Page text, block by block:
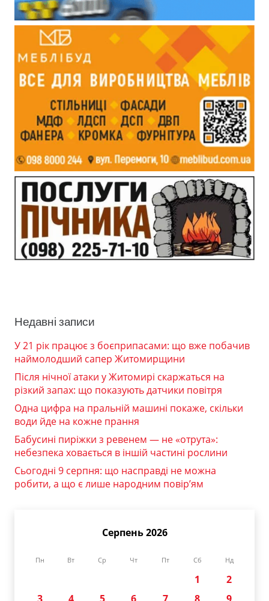
Недавні записи
У 21 рік працює з боєприпасами: що вже побачив
наймолодший сапер Житомирщини
Після нічної атаки у Житомирі скаржаться на
різкий запах: що показують датчики повітря
Одна цифра на пральній машині покаже, скільки
води йде на кожне прання
Бабусині пиріжки з ревенем — не «отрута»:
небезпека ховається в іншій частині рослини
Сьогодні 9 серпня: що насправді не можна
робити, а що є лише народним повір’ям
Серпень 2026
Пн Вт Ср Чт Пт Сб Нд
1
2